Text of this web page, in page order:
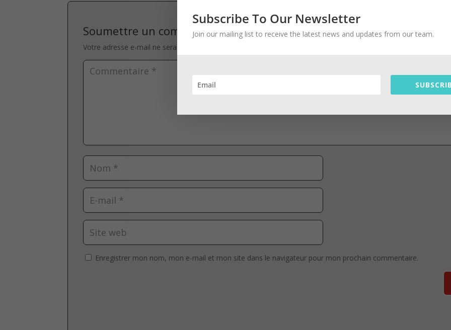
Soumettre un commentaire
Votre adresse e-mail ne sera pas publiée.
Enregistrer mon nom, mon e-mail et mon site dans le navigateur pour mon prochain commentaire.
Subscribe To Our Newsletter
Join our mailing list to receive the latest news and updates from our team.